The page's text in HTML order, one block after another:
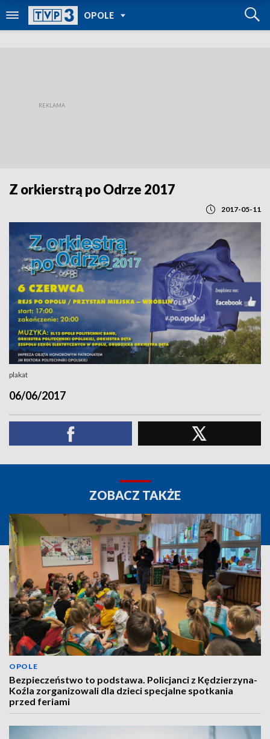
OPOLE
TVP REGIONY
Z orkierstrą po Odrze 2017
2017-05-11
plakat
06/06/2017
ZOBACZ TAKŻE
OPOLE
Bezpieczeństwo to podstawa. Policjanci z Kędzierzyna-
Koźla zorganizowali dla dzieci specjalne spotkania
przed feriami